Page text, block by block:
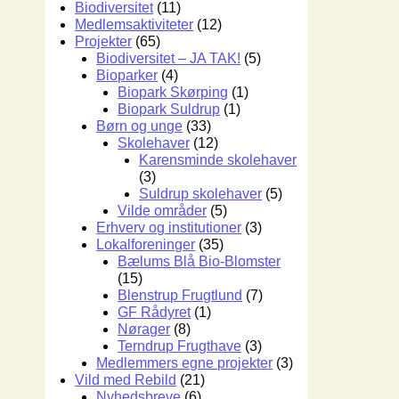
Biodiversitet(11)
Medlemsaktiviteter (12)
Projekter (65)
Biodiversitet – JA TAK! (5)
Bioparker (4)
Biopark Skørping (1)
Biopark Suldrup (1)
Børn og unge (33)
Skolehaver (12)
Karensminde skolehaver
(3)
Suldrup skolehaver (5)
Vilde områder (5)
Erhverv og institutioner (3)
Lokalforeninger (35)
Bælums Blå Bio-Blomster
(15)
Blenstrup Frugtlund (7)
GF Rådyret(1)
Nørager (8)
Terndrup Frugthave (3)
Medlemmers egne projekter (3)
Vild med Rebild (21)